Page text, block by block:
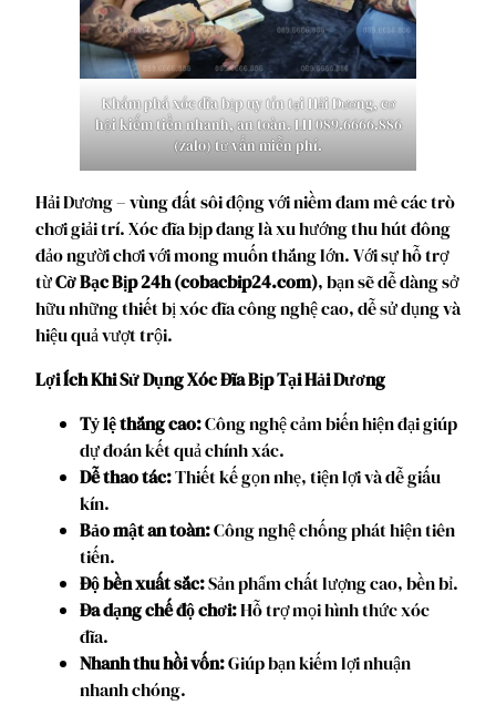
Khám phá xóc đĩa bịp uy tín tại Hải Dương, cơ
hội kiếm tiền nhanh, an toàn. LH 089.6666.886
(zalo) tư vấn miễn phí.
Hải Dương – vùng đất sôi động với niềm đam mê các trò
chơi giải trí. Xóc đĩa bịp đang là xu hướng thu hút đông
đảo người chơi với mong muốn thắng lớn. Với sự hỗ trợ
từCờ Bạc Bịp 24h (cobacbip24.com), bạn sẽ dễ dàng sở
hữu những thiết bị xóc đĩa công nghệ cao, dễ sử dụng và
hiệu quả vượt trội.
Lợi Ích Khi Sử Dụng Xóc Đĩa Bịp Tại Hải Dương
Tỷ lệ thắng cao:Công nghệ cảm biến hiện đại giúp
dự đoán kết quả chính xác.
Dễ thao tác:Thiết kế gọn nhẹ, tiện lợi và dễ giấu
kín.
Bảo mật an toàn:Công nghệ chống phát hiện tiên
tiến.
Độ bền xuất sắc:Sản phẩm chất lượng cao, bền bỉ.
Đa dạng chế độ chơi:Hỗ trợ mọi hình thức xóc
đĩa.
Nhanh thu hồi vốn:Giúp bạn kiếm lợi nhuận
nhanh chóng.